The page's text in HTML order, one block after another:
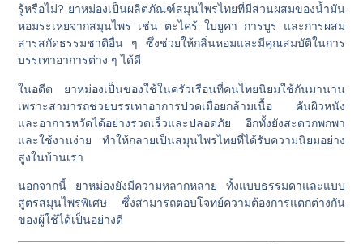
รู้หรือไม่? ยาหม่องเป็นผลิตภัณฑ์สมุนไพรไทยที่มีส่วนผสมของน้ำมัน
หอมระเหยจากสมุนไพร เช่น ตะไคร้ ใบยูคา การบูร และการผสม
สารสกัดธรรมชาติอื่น ๆ ซึ่งช่วยให้กลิ่นหอมและมีคุณสมบัติในการ
บรรเทาอาการต่าง ๆ ได้ดี
ในอดีต ยาหม่องเป็นของใช้ในครัวเรือนที่คนไทยนิยมใช้กันมานาน
เพราะสามารถช่วยบรรเทาอาการปวดเมื่อยกล้ามเนื้อ คันผิวหนัง
และอาการหวัดได้อย่างรวดเร็วและปลอดภัย อีกทั้งยังสะดวกพกพา
และใช้งานง่าย ทำให้กลายเป็นสมุนไพรไทยที่ได้รับความนิยมอย่าง
สูงในบ้านเรา
นอกจากนี้ ยาหม่องยังมีความหลากหลาย ทั้งแบบธรรมดาและแบบ
สูตรสมุนไพรพิเศษ ซึ่งสามารถตอบโจทย์ความต้องการแตกต่างกัน
ของผู้ใช้ได้เป็นอย่างดี